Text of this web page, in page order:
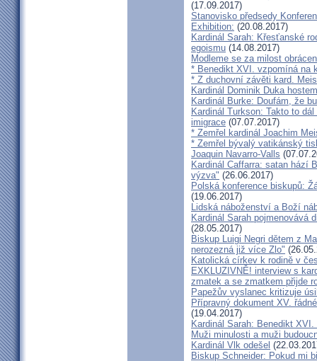
(17.09.2017)
Stanovisko předsedy
Exhibition: (20.08.2017)
Kardinál Sarah: Křesťanské
egoismu (14.08.2017)
Modleme se za milost
* Benedikt XVI. vzpomíná na
* Z duchovní závěti kard.
Kardinál Dominik Duka
Kardinál Burke: Doufám, že
Kardinál Turkson: Takto to
imigrace (07.07.2017)
* Zemřel kardinál Joachim
* Zemřel bývalý vatikánský
Joaquin Navarro-Valls
Kardinál Caffarra: satan hází
výzva" (26.06.2017)
Polská konference biskupů:
(19.06.2017)
Lidská náboženství a Boží
Kardinál Sarah pojmenovává
(28.05.2017)
Biskup Luigi Negri dětem z
nerozezná již více Zlo"
Katolická církev k rodině v
EXKLUZIVNĚ! interview s
zmatek a se zmatkem přijde
Papežův vyslanec kritizuje
Přípravný dokument XV.
(19.04.2017)
Kardinál Sarah: Benedikt
Muži minulosti a muži
Kardinál Vlk odešel
Biskup Schneider: Pokud mi